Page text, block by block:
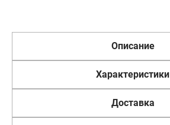
Описание
Характеристики
Доставка